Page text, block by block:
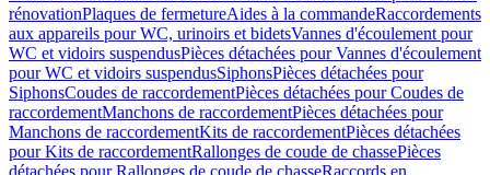
rénovationPlaques de fermetureAides à la commandeRaccordements
aux appareils pour WC, urinoirs et bidetsVannes d'écoulement pour
WC et vidoirs suspendusPièces détachées pour Vannes d'écoulement
pour WC et vidoirs suspendusSiphonsPièces détachées pour
SiphonsCoudes de raccordementPièces détachées pour Coudes de
raccordementManchons de raccordementPièces détachées pour
Manchons de raccordementKits de raccordementPièces détachées
pour Kits de raccordementRallonges de coude de chassePièces
détachées pour Rallonges de coude de chasseRaccords en